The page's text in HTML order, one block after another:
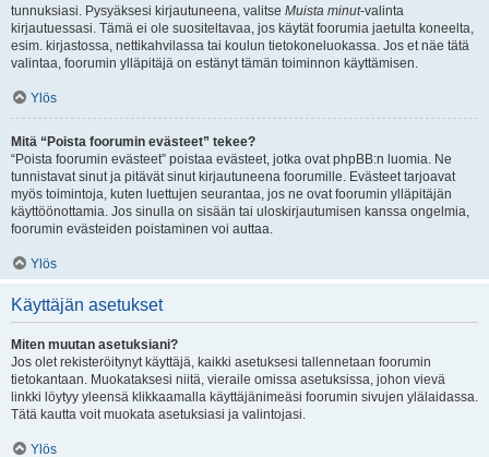
tunnuksiasi. Pysyäksesi kirjautuneena, valitse Muista minut-valinta
kirjautuessasi. Tämä ei ole suositeltavaa, jos käytät foorumia jaetulta koneelta,
esim. kirjastossa, nettikahvilassa tai koulun tietokoneluokassa. Jos et näe tätä
valintaa, foorumin ylläpitäjä on estänyt tämän toiminnon käyttämisen.
Ylös
Mitä “Poista foorumin evästeet” tekee?
“Poista foorumin evästeet” poistaa evästeet, jotka ovat phpBB:n luomia. Ne
tunnistavat sinut ja pitävät sinut kirjautuneena foorumille. Evästeet tarjoavat
myös toimintoja, kuten luettujen seurantaa, jos ne ovat foorumin ylläpitäjän
käyttöönottamia. Jos sinulla on sisään tai uloskirjautumisen kanssa ongelmia,
foorumin evästeiden poistaminen voi auttaa.
Ylös
Käyttäjän asetukset
Miten muutan asetuksiani?
Jos olet rekisteröitynyt käyttäjä, kaikki asetuksesi tallennetaan foorumin
tietokantaan. Muokataksesi niitä, vieraile omissa asetuksissa, johon vievä
linkki löytyy yleensä klikkaamalla käyttäjänimeäsi foorumin sivujen ylälaidassa.
Tätä kautta voit muokata asetuksiasi ja valintojasi.
Ylös